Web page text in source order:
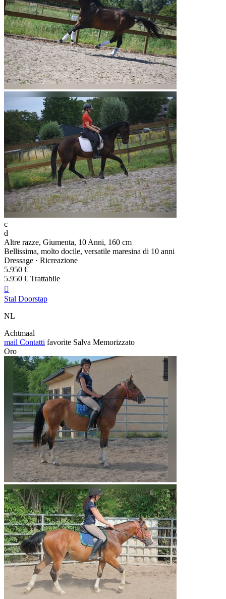
c
d
Altre razze, Giumenta, 10 Anni, 160 cm
Bellissima, molto docile, versatile maresina di 10 anni
Dressage · Ricreazione
5.950 €
5.950 € Trattabile

Stal Doorstap
NL
Achtmaal
mail Contatti favorite Salva Memorizzato
Oro